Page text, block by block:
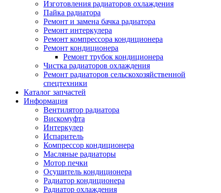
Изготовления радиаторов охлаждения
Пайка радиатора
Ремонт и замена бачка радиатора
Ремонт интеркулера
Ремонт компрессора кондиционера
Ремонт кондиционера
Ремонт трубок кондиционера
Чистка радиаторов охлаждения
Ремонт радиаторов сельскохозяйственной
спецтехники
Каталог запчастей
Информация
Вентилятор радиатора
Вискомуфта
Интеркулер
Испаритель
Компрессор кондиционера
Масляные радиаторы
Мотор печки
Осушитель кондиционера
Радиатор кондиционера
Радиатор охлаждения